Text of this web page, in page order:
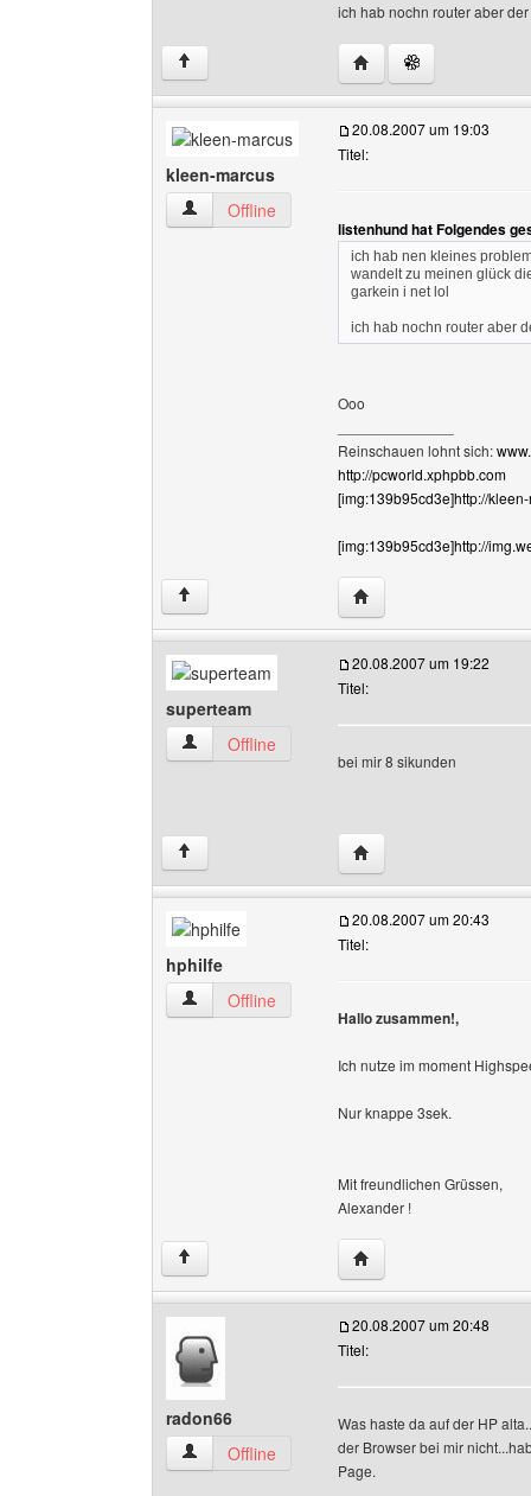
ich hab nochn router aber
↑ Website dieses
kleen-marcus
kleen-marcus Benutzer-Profile anzeigen
Offline
20.08.2007 um 19:03
Titel:
listenhund hat Folgendes
ich hab nen kleines
wandelt zu meinen glück
garkein i net lol
ich hab nochn router aber
Ooo
Reinschauen lohnt sich:
http://pcworld.xphpbb.com
[img:139b95cd3e]http://
[img:139b95cd3e]http://
↑ Website dieses
superteam
superteam Benutzer-Profile anzeigen
Offline
20.08.2007 um 19:22
Titel:
bei mir 8 sikunden
↑ Website dieses
hphilfe
hphilfe Benutzer-Profile anzeigen
Offline
20.08.2007 um 20:43
Titel:
Hallo zusammen!,
Ich nutze im moment
Nur knappe 3sek.
Mit freundlichen Grüssen,
Alexander !
↑ Website dieses
radon66
radon66 Benutzer-Profile anzeigen
Offline
20.08.2007 um 20:48
Titel:
Was haste da auf der HP
der Browser bei mir
Page.